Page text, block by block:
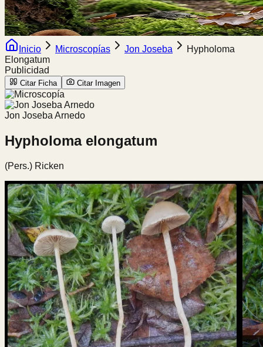
Inicio Microscopías Jon Joseba
Hypholoma
Elongatum
Publicidad
Citar Ficha Citar Imagen
Jon Joseba Arnedo
Hypholoma elongatum
(Pers.) Ricken